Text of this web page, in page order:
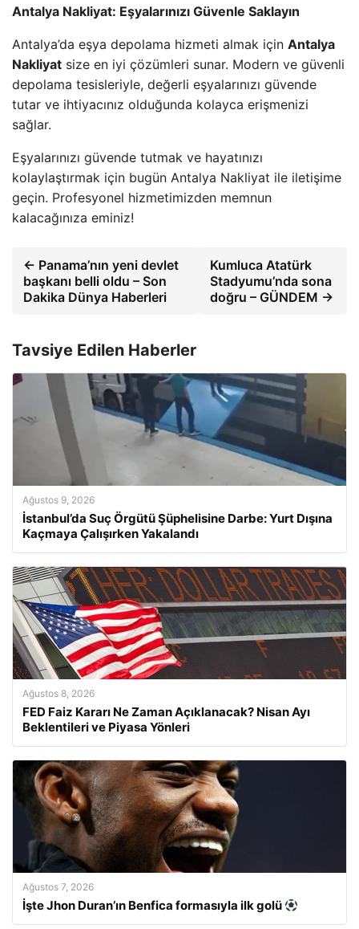
Antalya Nakliyat: Eşyalarınızı Güvenle Saklayın
Antalya’da eşya depolama hizmeti almak için Antalya
Nakliyat size en iyi çözümleri sunar. Modern ve güvenli
depolama tesisleriyle, değerli eşyalarınızı güvende
tutar ve ihtiyacınız olduğunda kolayca erişmenizi
sağlar.
Eşyalarınızı güvende tutmak ve hayatınızı
kolaylaştırmak için bugün Antalya Nakliyat ile iletişime
geçin. Profesyonel hizmetimizden memnun
kalacağınıza eminiz!
← Panama’nın yeni devlet
başkanı belli oldu – Son
Dakika Dünya Haberleri
Kumluca Atatürk
Stadyumu’nda sona
doğru – GÜNDEM →
Tavsiye Edilen Haberler
Ağustos 9, 2026
İstanbul’da Suç Örgütü Şüphelisine Darbe: Yurt Dışına
Kaçmaya Çalışırken Yakalandı
Ağustos 8, 2026
FED Faiz Kararı Ne Zaman Açıklanacak? Nisan Ayı
Beklentileri ve Piyasa Yönleri
Ağustos 7, 2026
İşte Jhon Duran’ın Benfica formasıyla ilk golü